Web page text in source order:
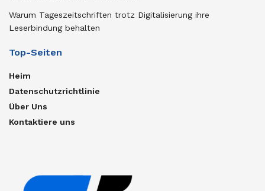
Warum Tageszeitschriften trotz Digitalisierung ihre
Leserbindung behalten
Top-Seiten
Heim
Datenschutzrichtlinie
Über Uns
Kontaktiere uns